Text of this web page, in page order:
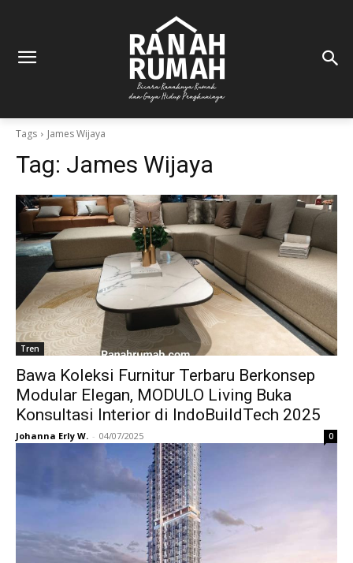
Tags James Wijaya
Tag: James Wijaya
Tren
Bawa Koleksi Furnitur Terbaru Berkonsep
Modular Elegan, MODULO Living Buka
Konsultasi Interior di IndoBuildTech 2025
Johanna Erly W. - 04/07/2025 0